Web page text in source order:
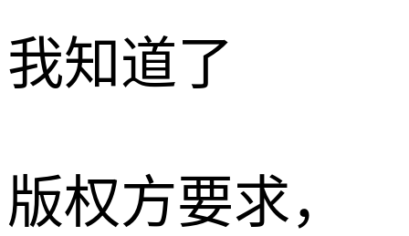
我知道了
版权方要求，